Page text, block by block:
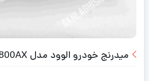
میدرنج خودرو الوود مدل Lw-8800AX